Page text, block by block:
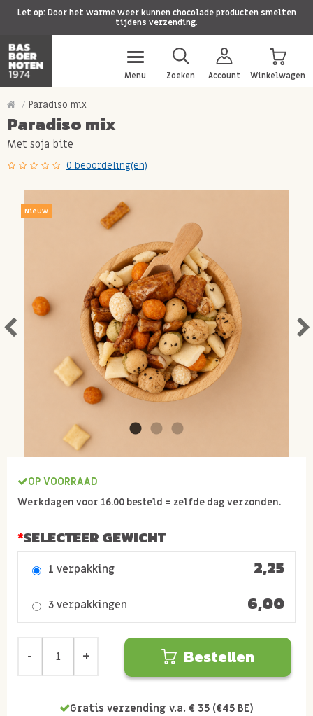
Let op: Door het warme weer kunnen chocolade producten smelten
tijdens verzending.
Menu Zoeken Account Winkelwagen
Paradiso mix
Paradiso mix
Met soja bite
0 beoordeling(en)
Nieuw
OP VOORRAAD
Werkdagen voor 16.00 besteld = zelfde dag verzonden.
SELECTEER GEWICHT
1 verpakking 2,25
3 verpakkingen 6,00
Bestellen
Gratis verzending v.a. € 35 (€45 BE)